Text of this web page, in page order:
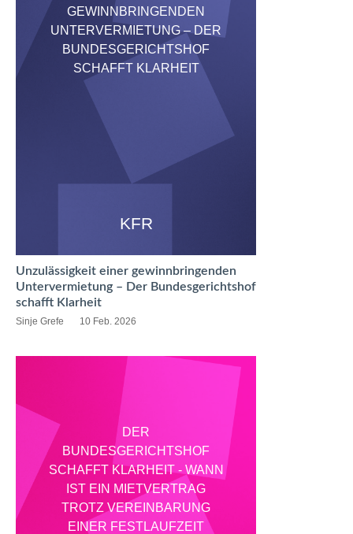
GEWINNBRINGENDEN
UNTERVERMIETUNG – DER
BUNDESGERICHTSHOF
SCHAFFT KLARHEIT
KFR
Unzulässigkeit einer gewinnbringenden
Untervermietung – Der Bundesgerichtshof
schafft Klarheit
Sinje Grefe 10 Feb. 2026
DER
BUNDESGERICHTSHOF
SCHAFFT KLARHEIT - WANN
IST EIN MIETVERTRAG
TROTZ VEREINBARUNG
EINER FESTLAUFZEIT